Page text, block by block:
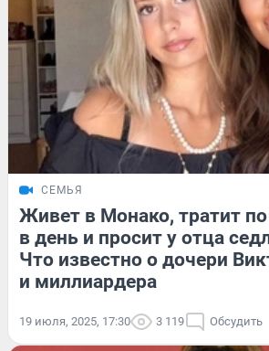
СЕМЬЯ
Живет в Монако, тратит по
в день и просит у отца
Что известно о дочери
и миллиардера
19 июля, 2025, 17:30 3 119 Обсудить